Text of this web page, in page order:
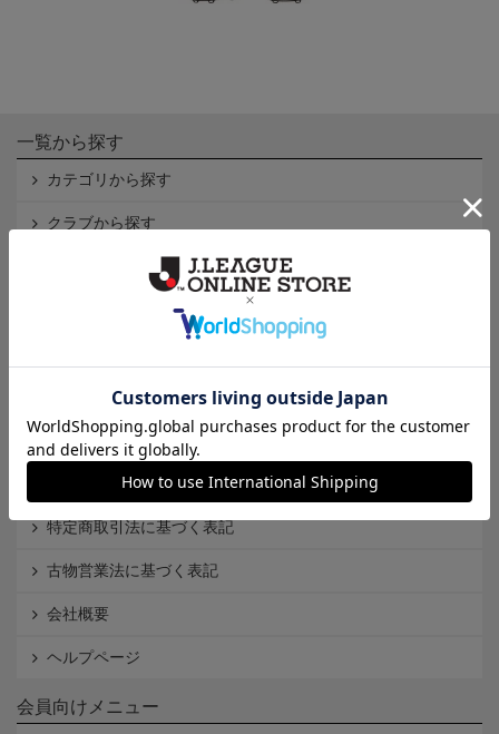
一覧から探す
カテゴリから探す
クラブから探す
Ｊ2
インフォメーション
個人情報保護方針
Cookieポリシー
特定商取引法に基づく表記
古物営業法に基づく表記
会社概要
ヘルプページ
会員向けメニュー